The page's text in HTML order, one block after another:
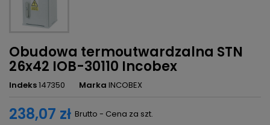
Obudowa termoutwardzalna STN
26x42 IOB-30110 Incobex
Indeks147350 Marka INCOBEX
238,07 zł Brutto - Cena za szt.